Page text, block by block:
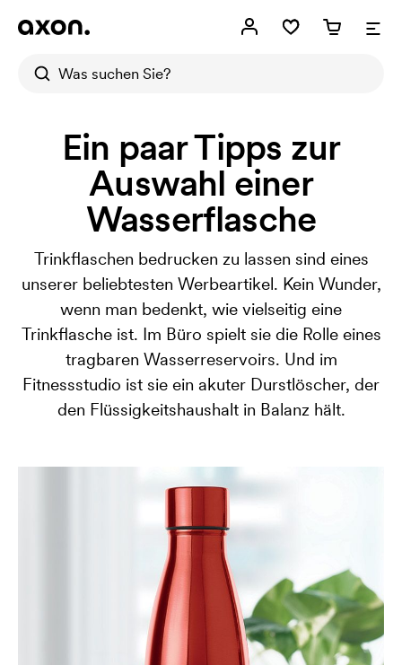
Ein paar Tipps zur
Auswahl einer
Wasserflasche
Trinkflaschen bedrucken zu lassen sind eines
unserer beliebtesten Werbeartikel. Kein Wunder,
wenn man bedenkt, wie vielseitig eine
Trinkflasche ist. Im Büro spielt sie die Rolle eines
tragbaren Wasserreservoirs. Und im
Fitnessstudio ist sie ein akuter Durstlöscher, der
den Flüssigkeitshaushalt in Balanz hält.